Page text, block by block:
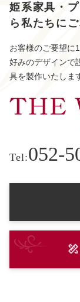
姫系家具・
ら 私たちに
お客様のご要望に
好みのデザインで
具を製作いたしま
Tel:052-